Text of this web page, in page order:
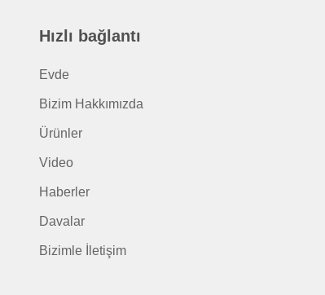
Hızlı bağlantı
Evde
Bizim Hakkımızda
Ürünler
Video
Haberler
Davalar
Bizimle İletişim